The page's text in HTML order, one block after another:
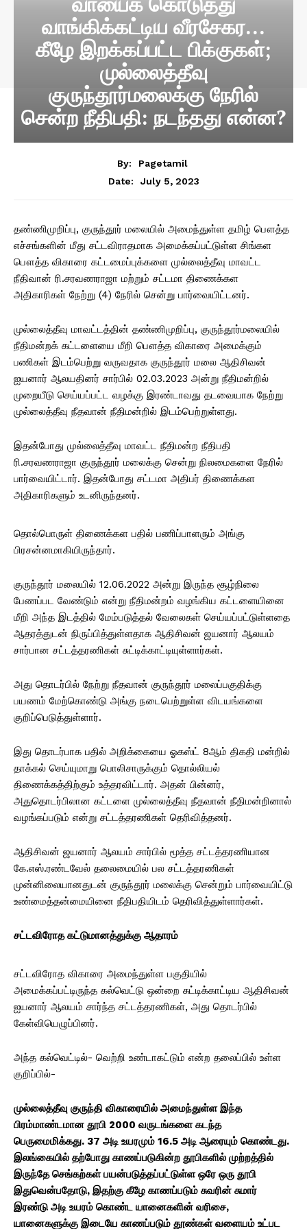
வாங்கிக்கட்டிய வீரசேகர…
கீழே இறக்கப்பட்ட பிக்குகள்;
முல்லைத்தீவு
குருந்தூர்மலைக்கு நேரில்
சென்ற நீதிபதி: நடந்தது என்ன?
By:
Pagetamil
Date:
July 5, 2023
தண்ணிமுறிப்பு, குருந்தூர் மலையில் அமைந்துள்ள தமிழ் பௌத்த
எச்சங்களின் மீது சட்டவிராதமாக அமைக்கப்பட்டுள்ள சிங்கள
பௌத்த விகாரை கட்டமைப்புக்களை முல்லைத்தீவு மாவட்ட
நீதிவான் ரி.சரவணராஜா மற்றும் சட்டமா திணைக்கள
அதிகாரிகள் நேற்று (4) நேரில் சென்று பார்வையிட்டனர்.
முல்லைத்தீவு மாவட்டத்தின் தண்ணிமுறிப்பு, குருந்தூர்மலையில்
நீதிமன்றக் கட்டளையை மீறி பௌத்த விகாரை அமைக்கும்
பணிகள் இடம்பெற்று வருவதாக குருந்தூர் மலை ஆதிசிவன்
ஐயனார் ஆலயதினர் சார்பில் 02.03.2023 அன்று நீதிமன்றில்
முறையீடு செய்யப்பட்ட வழக்கு இரண்டாவது தடவையாக நேற்று
முல்லைத்தீவு நீதவான் நீதிமன்றில் இடம்பெற்றுள்ளது.
இதன்போது முல்லைத்தீவு மாவட்ட நீதிமன்ற நீதிபதி
ரி.சரவணராஜா குருந்தூர் மலைக்கு சென்று நிலமைகளை நேரில்
பார்வையிட்டார். இதன்போது சட்டமா அதிபர் திணைக்கள
அதிகாரிகளும் உடனிருந்தனர்.
தொல்பொருள் திணைக்கள பதில் பணிப்பாளரும் அங்கு
பிரசன்னமாகியிருந்தார்.
குருந்தூர் மலையில் 12.06.2022 அன்று இருந்த சூழ்நிலை
பேணப்பட வேண்டும் என்று நீதிமன்றம் வழங்கிய கட்டளையினை
மீறி அந்த இடத்தில் மேம்படுத்தல் வேலைகள் செய்யப்பட்டுள்ளதை
ஆதரத்துடன் நிருப்பித்துள்ளதாக ஆதிசிவன் ஜயனார் ஆலயம்
சார்பான சட்டத்தரணிகள் சுட்டிக்காட்டியுள்ளார்கள்.
அது தொடர்பில் நேற்று நீதவான் குருந்தூர் மலைப்பகுதிக்கு
பயணம் மேற்கொண்டு அங்கு நடைபெற்றுள்ள விடயங்களை
குறிப்பெடுத்துள்ளார்.
இது தொடர்பாக பதில் அறிக்கையை ஓகஸ்ட் 8ஆம் திகதி மன்றில்
தாக்கல் செய்யுமாறு பொலிசாருக்கும் தொல்லியல்
திணைக்கத்திற்கும் உத்தரவிட்டார். அதன் பின்னர்,
அதுதொடர்பிலான கட்டளை முல்லைத்தீவு நீதவான் நீதிமன்றினால்
வழங்கப்படும் என்று சட்டத்தரணிகள் தெரிவித்தனர்.
ஆதிசிவன் ஜயனார் ஆலயம் சார்பில் மூத்த சட்டத்தரணியான
கே.எஸ்.ரண்டவேல் தலைமையில் பல சட்டத்தரணிகள்
முன்னிலையானதுடன் குருந்தூர் மலைக்கு சென்றும் பார்வையிட்டு
உண்மைத்தன்மையினை நீதிபதியிடம் தெரிவித்துள்ளார்கள்.
சட்டவிரோத கட்டுமானத்துக்கு ஆதாரம்
சட்டவிரோத விகாரை அமைந்துள்ள பகுதியில்
அமைக்கப்பட்டிருந்த கல்வெட்டு ஒன்றை சுட்டிக்காட்டிய ஆதிசிவன்
ஐயனார் ஆலயம் சார்ந்த சட்டத்தரணிகள், அது தொடர்பில்
கேள்வியெழுப்பினர்.
அந்த கல்வெட்டில்- வெற்றி உண்டாகட்டும் என்ற தலைப்பில் உள்ள
குறிப்பில்-
முல்லைத்தீவு குருந்தி விகாரையில் அமைந்துள்ள இந்த
பிரம்மாண்டமான தூபி 2000 வருடங்களை கடந்த
பெருமைமிக்கது. 37 அடி உயரமும் 16.5 அடி ஆரையும் கொண்டது.
இலங்கையில் தற்போது காணப்படுகின்ற தூபிகளில் முற்றத்தில்
இருந்தே செங்கற்கள் பயன்படுத்தப்பட்டுள்ள ஒரே ஒரு தூபி
இதுவென்பதோடு, இதற்கு கீழே காணப்படும் சுவரின் சுமார்
இரண்டு அடி உயரம் கொண்ட யானைகளின் வரிசை,
யானைகளுக்கு இடையே காணப்படும் தூண்கள் வளையம் உட்பட